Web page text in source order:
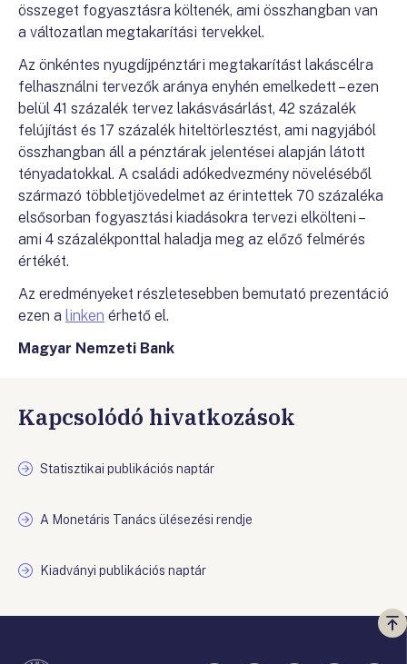
összeget fogyasztásra költenék, ami összhangban van
a változatlan megtakarítási tervekkel.
Az önkéntes nyugdíjpénztári megtakarítást lakáscélra
felhasználni tervezők aránya enyhén emelkedett – ezen
belül 41 százalék tervez lakásvásárlást, 42 százalék
felújítást és 17 százalék hiteltörlesztést, ami nagyjából
összhangban áll a pénztárak jelentései alapján látott
tényadatokkal. A családi adókedvezmény növeléséből
származó többletjövedelmet az érintettek 70 százaléka
elsősorban fogyasztási kiadásokra tervezi elkölteni –
ami 4 százalékponttal haladja meg az előző felmérés
értékét.
Az eredményeket részletesebben bemutató prezentáció
ezen a linken érhető el.
Magyar Nemzeti Bank
Kapcsolódó hivatkozások
Statisztikai publikációs naptár
A Monetáris Tanács ülésezési rendje
Kiadványi publikációs naptár
a